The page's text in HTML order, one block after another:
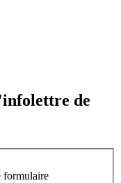
de
formulaire